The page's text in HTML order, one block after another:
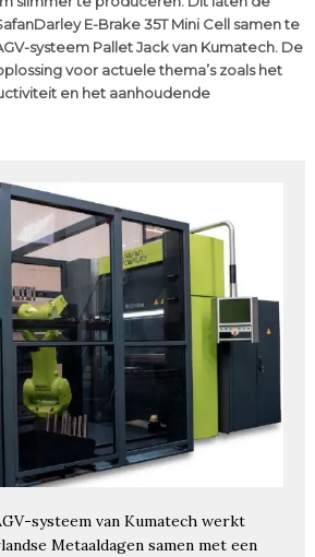
E-Brake 35T Mini Cell samen te
systeem Pallet Jack van Kumatech. De
voor actuele thema’s zoals het
en het aanhoudende
systeem van Kumatech werkt
Metaaldagen samen met een